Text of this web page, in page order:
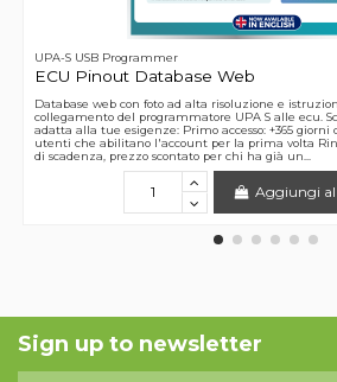
UPA-S USB Programmer
ECU Pinout Database Web
Database web con foto ad alta risoluzione e
collegamento del programmatore UPA S alle ecu.
adatta alla tue esigenze: Primo accesso: +365 giorni
utenti che abilitano l'account per la prima volta
di scadenza, prezzo scontato per chi ha già un...
Aggiungi
Sign up to newsletter